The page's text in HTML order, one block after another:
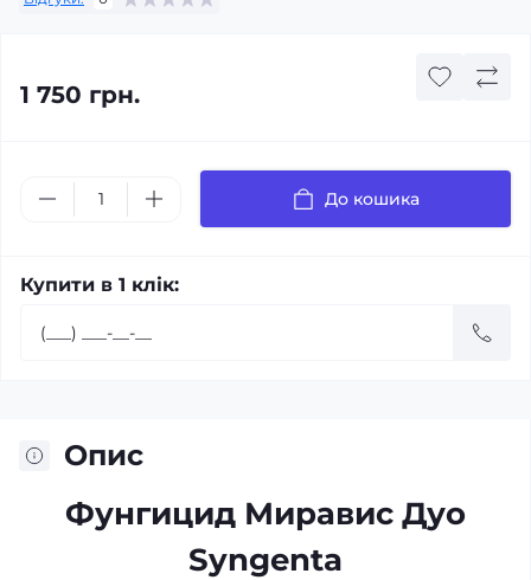
1 750 грн.
До кошика
Купити в 1 клік:
Опис
Фунгицид Миравис Дуо
Syngenta